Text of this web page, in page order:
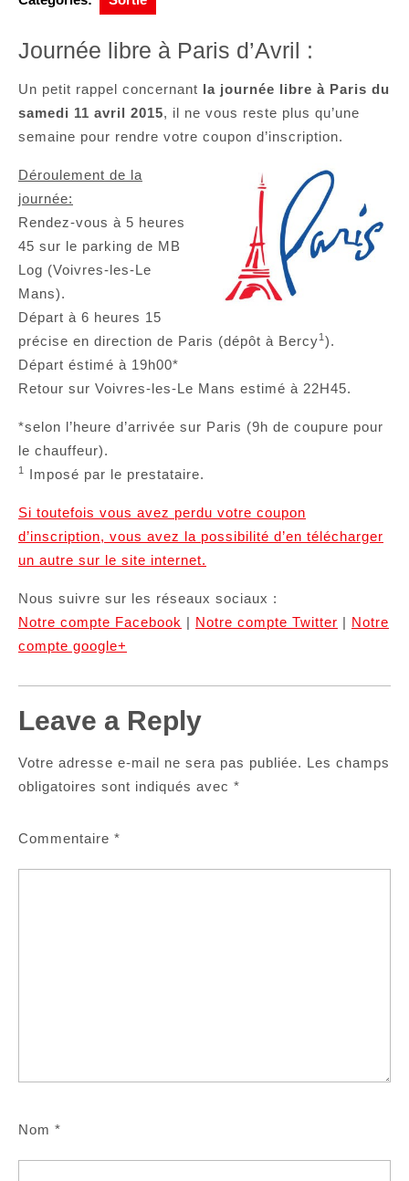
Journée libre à Paris d’Avril :
Un petit rappel concernant la journée libre à Paris du
samedi 11 avril 2015, il ne vous reste plus qu’une
semaine pour rendre votre coupon d’inscription.
Déroulement de la
journée:
Rendez-vous à 5 heures
45 sur le parking de MB
Log (Voivres-les-Le
Mans).
Départ à 6 heures 15
précise en direction de Paris (dépôt à Bercy1 ).
Départ éstimé à 19h00*
Retour sur Voivres-les-Le Mans estimé à 22H45.
*selon l’heure d’arrivée sur Paris (9h de coupure pour
le chauffeur).
1 Imposé par le prestataire.
Si toutefois vous avez perdu votre coupon
d’inscription, vous avez la possibilité d’en télécharger
un autre sur le site internet.
Nous suivre sur les réseaux sociaux :
Notre compte Facebook | Notre compte Twitter | Notre
compte google+
Leave a Reply
Votre adresse e-mail ne sera pas publiée. Les champs
obligatoires sont indiqués avec *
Commentaire *
Nom *